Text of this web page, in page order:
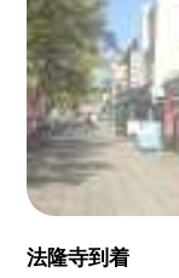
法隆寺到着